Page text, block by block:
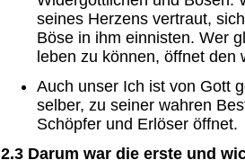
seines Herzens vertraut,
Böse in ihm einnisten. Wer
leben zu können, öffnet den
Auch unser Ich ist von Gott
selber, zu seiner wahren
Schöpfer und Erlöser öffnet.
2.3 Darum war die erste und